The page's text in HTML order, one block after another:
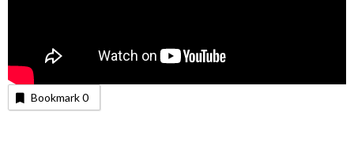
Bookmark0